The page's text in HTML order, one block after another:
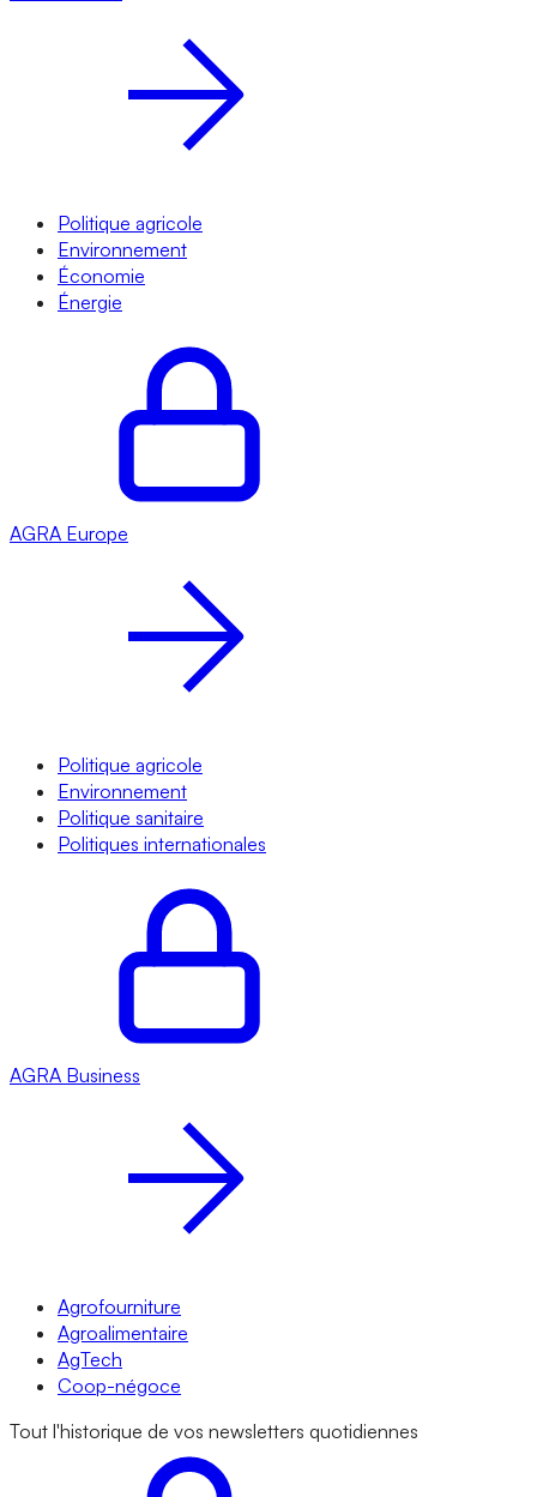
Politique agricole
Environnement
Économie
Énergie
AGRA Europe
Politique agricole
Environnement
Politique sanitaire
Politiques internationales
AGRA Business
Agrofourniture
Agroalimentaire
AgTech
Coop-négoce
Tout l'historique de vos newsletters quotidiennes